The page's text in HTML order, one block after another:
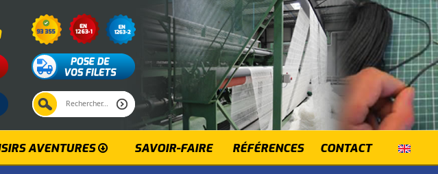
AVENTURES SAVOIR-FAIRE RÉFÉRENCES CONTACT